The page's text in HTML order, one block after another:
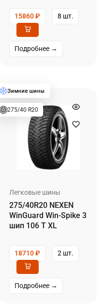
15860₽ 8 шт.
Подробнее →
275/40 R20
Легковые шины
275/40R20 NEXEN
WinGuard Win-Spike 3
шип 106 T XL
18710₽ 2 шт.
Подробнее →